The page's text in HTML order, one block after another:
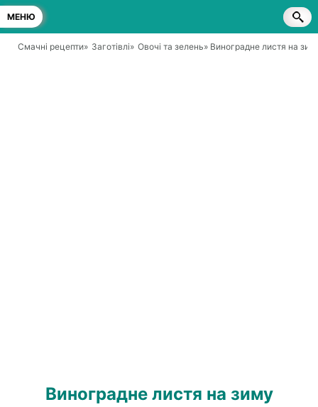
МЕНЮ
Смачні рецепти» Заготівлі» Овочі та зелень» Виноградне листя на
Виноградне листя на зиму